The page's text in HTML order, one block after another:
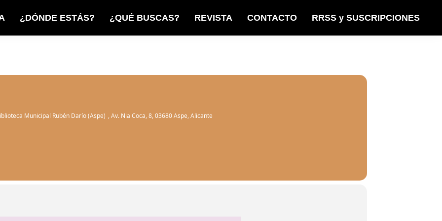
¿DÓNDE ESTÁS? ¿QUÉ BUSCAS? REVISTA CONTACTO RRSS y SUSCRIPCIONES
Municipal Rubén Darío (Aspe) , Av. Nia Coca, 8, 03680 Aspe, Alicante